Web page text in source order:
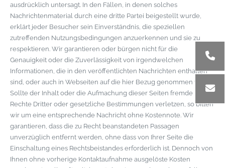
ausdrücklich untersagt. In den Fällen, in denen solches
Nachrichtenmaterial durch eine dritte Partei beigestellt wurde,
erklärt jeder Besucher sein Einverständnis, die speziellen
zutreffenden Nutzungsbedingungen anzuerkennen und sie zu
respektieren. Wir garantieren oder bürgen nicht für die
Genauigkeit oder die Zuverlässigkeit von irgendwelchen
Informationen, die in den veröffentlichten Nachrichten enthalten
sind, oder auch in Webseiten auf die hier Bezug genommen wird.
Sollte der Inhalt oder die Aufmachung dieser Seiten fremde
Rechte Dritter oder gesetzliche Bestimmungen verletzen, so bitten
wir um eine entsprechende Nachricht ohne Kostennote. Wir
garantieren, dass die zu Recht beanstandeten Passagen
unverzüglich entfernt werden, ohne dass von Ihrer Seite die
Einschaltung eines Rechtsbeistandes erforderlich ist. Dennoch von
Ihnen ohne vorherige Kontaktaufnahme ausgelöste Kosten